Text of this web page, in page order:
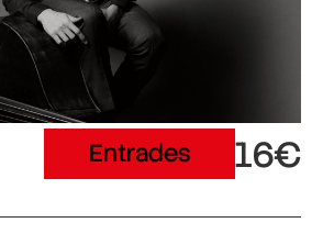
Entrades 16€